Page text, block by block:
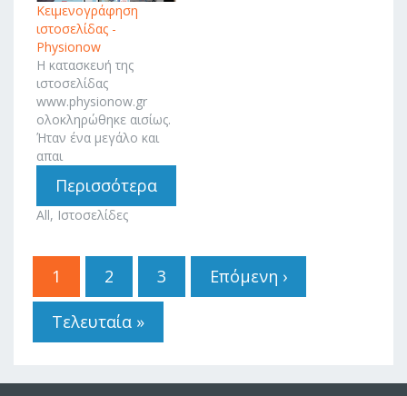
Κειμενογράφηση
ιστοσελίδας -
Physionow
H κατασκευή της
ιστοσελίδας
www.physionow.gr
ολοκληρώθηκε αισίως.
Ήταν ένα μεγάλο και
απαι
Περισσότερα
All, Ιστοσελίδες
1 2 3 Επόμενη ›
Τελευταία »